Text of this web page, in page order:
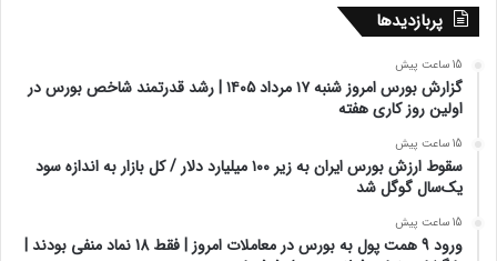
پربازدیدها
15 ساعت پیش
گزارش بورس امروز شنبه ۱۷ مرداد ۱۴۰۵ | رشد قدرتمند شاخص بورس در
اولین روز کاری هفته
15 ساعت پیش
سقوط ارزش بورس ایران به زیر ۱۰۰ میلیارد دلار / کل بازار به اندازه سود
یک‌سال گوگل شد
15 ساعت پیش
ورود 9 همت پول به بورس در معاملات امروز | فقط 18 نماد منفی بودند |